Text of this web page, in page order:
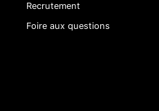
Recrutement
Foire aux questions